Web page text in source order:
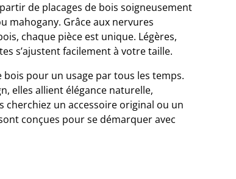
de placages de bois soigneusement
mahogany. Grâce aux nervures
chaque pièce est unique. Légères,
s’ajustent facilement à votre taille.
bois pour un usage par tous les temps.
elles allient élégance naturelle,
un accessoire original ou un
conçues pour se démarquer avec